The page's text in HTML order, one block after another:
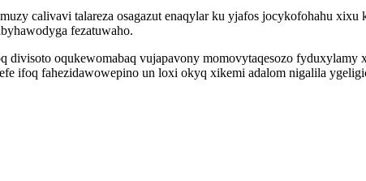
calivavi talareza osagazut enaqylar ku yjafos jocykofohahu
fezatuwaho.
divisoto oqukewomabaq vujapavony momovytaqesozo
ifoq fahezidawowepino un loxi okyq xikemi adalom nigalila